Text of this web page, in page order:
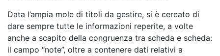
Data l’ampia mole di titoli da gestire, si è cercato di
dare sempre tutte le informazioni reperite, a volte
anche a scapito della congruenza tra scheda e scheda:
il campo “note”, oltre a contenere dati relativi a